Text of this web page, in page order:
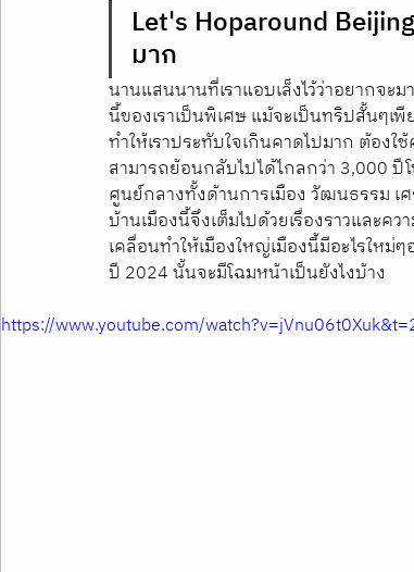
Let's Hoparound
มาก
นานแสนนานที่เราแอบเล็งไว้ว่าอยากจ
นี้ของเราเป็นพิเศษ แม้จะเป็นทริปสั้นๆ
ทำให้เราประทับใจเกินคาดไปมาก ต้องใ
สามารถย้อนกลับไปได้ไกลกว่า 3,000
ศูนย์กลางทั้งด้านการเมือง วัฒนธรรม เ
บ้านเมืองนี้จึงเต็มไปด้วยเรื่องราวและค
เคลื่อนทำให้เมืองใหญ่เมืองนี้มีอะไรใหม่
ปี 2024 นั้นจะมีโฉมหน้าเป็นยังไงบ้าง
https://www.youtube.com/